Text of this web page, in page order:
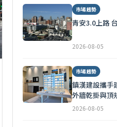
市場趨勢
青安3.0上路
2026-08-05
市場趨勢
鎮漢建設攜手
外牆乾掛與頂
2026-08-05